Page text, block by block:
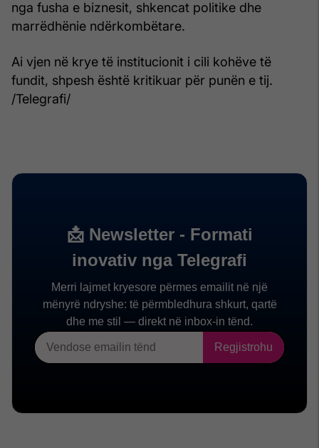
nga fusha e biznesit, shkencat politike dhe
marrëdhënie ndërkombëtare.
Ai vjen në krye të institucionit i cili kohëve të
fundit, shpesh është kritikuar për punën e tij.
/Telegrafi/